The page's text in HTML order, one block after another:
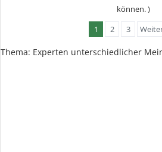
können. )
1
2 3
Thema: Experten unterschiedlicher